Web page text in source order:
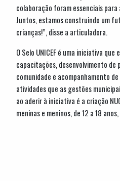
colaboração foram essenciais
Juntos, estamos construindo um
crianças!”, disse a articuladora.
O Selo UNICEF é uma iniciativa
capacitações, desenvolvimento de
comunidade e acompanhamento
atividades que as gestões
ao aderir à iniciativa é a criação
meninas e meninos, de 12 a 18